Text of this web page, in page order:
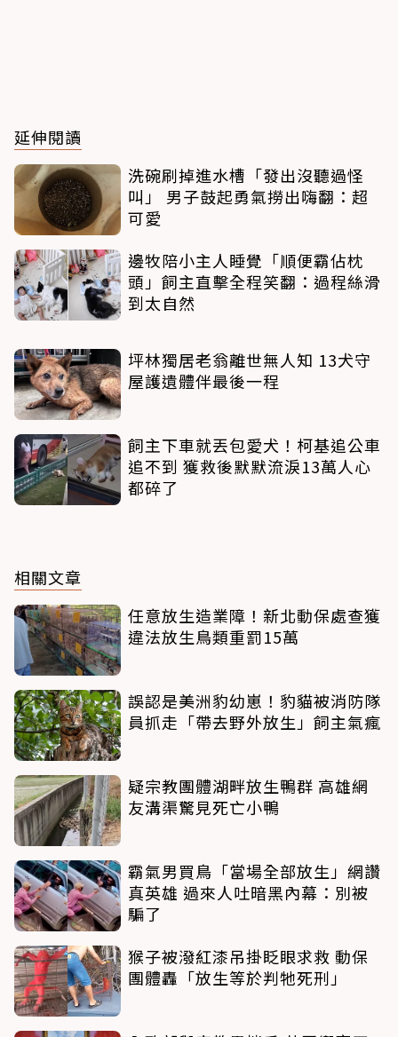
延伸閱讀
洗碗刷掉進水槽「發出沒聽過怪
叫」 男子鼓起勇氣撈出嗨翻：超
可愛
邊牧陪小主人睡覺「順便霸佔枕
頭」飼主直擊全程笑翻：過程絲滑
到太自然
坪林獨居老翁離世無人知 13犬守
屋護遺體伴最後一程
飼主下車就丟包愛犬！柯基追公車
追不到 獲救後默默流淚13萬人心
都碎了
相關文章
任意放生造業障！新北動保處查獲
違法放生鳥類重罰15萬
誤認是美洲豹幼崽！豹貓被消防隊
員抓走「帶去野外放生」飼主氣瘋
疑宗教團體湖畔放生鴨群 高雄網
友溝渠驚見死亡小鴨
霸氣男買鳥「當場全部放生」網讚
真英雄 過來人吐暗黑內幕：別被
騙了
猴子被潑紅漆吊掛眨眼求救 動保
團體轟「放生等於判牠死刑」